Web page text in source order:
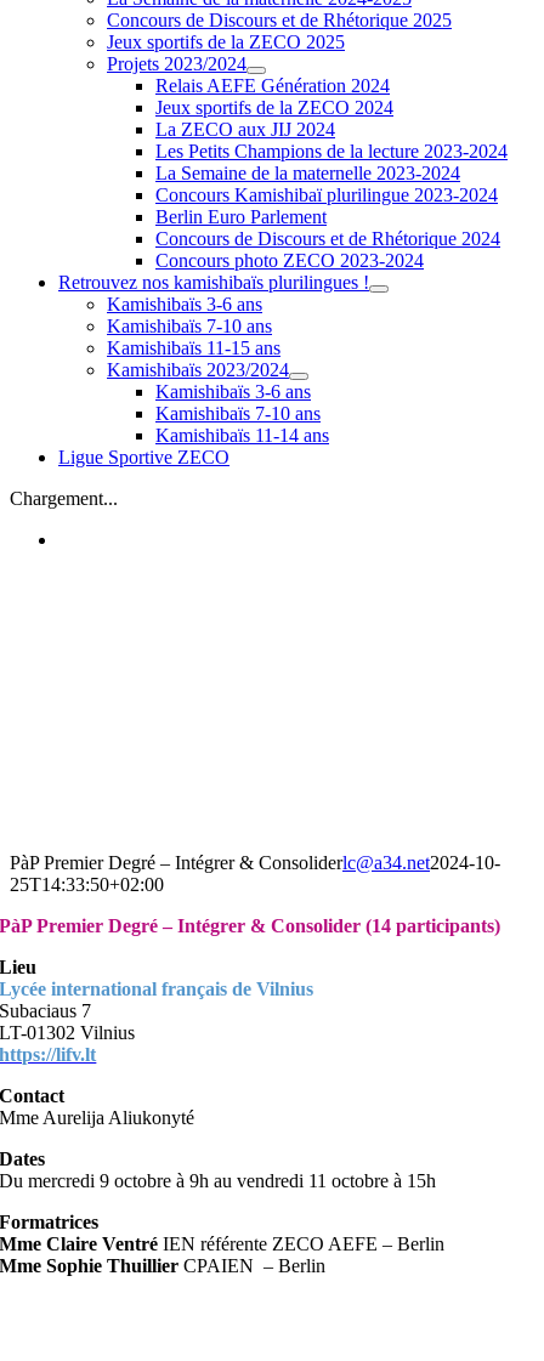
Concours de Discours et de Rhétorique 2025
Jeux sportifs de la ZECO 2025
Projets 2023/2024
Relais AEFE Génération 2024
Jeux sportifs de la ZECO 2024
La ZECO aux JIJ 2024
Les Petits Champions de la lecture 2023-2024
La Semaine de la maternelle 2023-2024
Concours Kamishibaï plurilingue 2023-2024
Berlin Euro Parlement
Concours de Discours et de Rhétorique 2024
Concours photo ZECO 2023-2024
Retrouvez nos kamishibaïs plurilingues !
Kamishibaïs 3-6 ans
Kamishibaïs 7-10 ans
Kamishibaïs 11-15 ans
Kamishibaïs 2023/2024
Kamishibaïs 3-6 ans
Kamishibaïs 7-10 ans
Kamishibaïs 11-14 ans
Ligue Sportive ZECO
Chargement...
PàP Premier Degré – Intégrer & Consoliderlc@a34.net2024-10-
25T14:33:50+02:00
PàP Premier Degré – Intégrer & Consolider (14 participants)
Lieu
Lycée international français de Vilnius
Subaciaus 7
LT-01302 Vilnius
https://lifv.lt
Contact
Mme Aurelija Aliukonyté
Dates
Du mercredi 9 octobre à 9h au vendredi 11 octobre à 15h
Formatrices
Mme Claire Ventré IEN référente ZECO AEFE – Berlin
Mme Sophie Thuillier CPAIEN – Berlin